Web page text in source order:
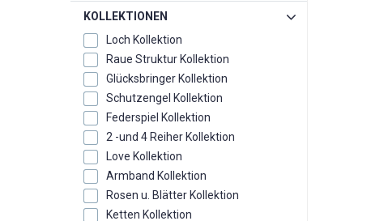
KOLLEKTIONEN
Loch Kollektion
Raue Struktur Kollektion
Glücksbringer Kollektion
Schutzengel Kollektion
Federspiel Kollektion
2 -und 4 Reiher Kollektion
Love Kollektion
Armband Kollektion
Rosen u. Blätter Kollektion
Ketten Kollektion
Armreif
Creolen
Eheringe
Fussketten
Glücksbox
Glücksbringer
Ketten
Kollektion
Monats - Geburtsstein
Ohrclipstecker
Ohrgehänge